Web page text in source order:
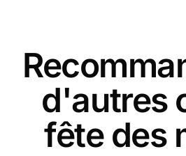
d'autres
fête des